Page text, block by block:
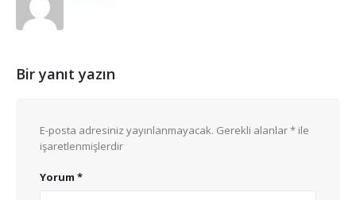
Bir yanıt yazın
E-posta adresiniz yayınlanmayacak. Gerekli alanlar* ile
işaretlenmişlerdir
Yorum *